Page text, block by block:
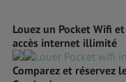
Louez un Pocket Wifi
accès internet illimité
Comparez et réservez